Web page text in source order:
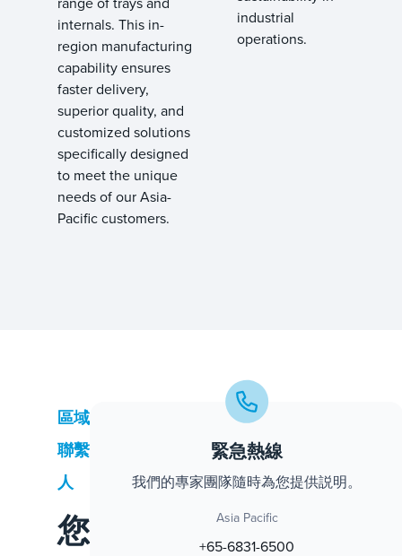
internals. This in-
region manufacturing
capability ensures
faster delivery,
superior quality, and
customized solutions
specifically designed
to meet the unique
needs of our Asia-
Pacific customers.
industrial
operations.
區域
聯繫
人
您
緊急熱線
我們的專家團隊隨時為您提供説明。
Asia Pacific
+65-6831-6500